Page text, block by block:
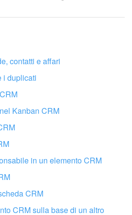
obsolete.
di maggiori informazioni.
funziona questo strumento
contatti e affari
i duplicati
Kanban CRM
in un elemento CRM
CRM
CRM sulla base di un altro